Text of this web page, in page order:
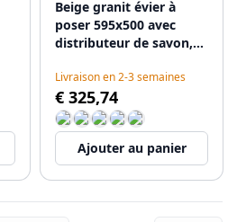
Beige granit évier à
poser 595x500 avec
distributeur de savon,
d'insertion et tapis
roulant 1208971814
Livraison en 2-3 semaines
€ 325,74
Ajouter au panier